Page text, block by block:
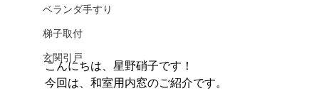
ベランダ手すり
梯子取付
玄関引戸
こんにちは、星野硝子です！
今回は、和室用内窓のご紹介です。